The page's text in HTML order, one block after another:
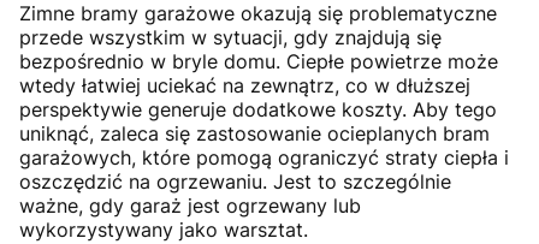
Zimne bramy garażowe okazują się problematyczne
przede wszystkim w sytuacji, gdy znajdują się
bezpośrednio w bryle domu. Ciepłe powietrze może
wtedy łatwiej uciekać na zewnątrz, co w dłuższej
perspektywie generuje dodatkowe koszty. Aby tego
uniknąć, zaleca się zastosowanie ocieplanych bram
garażowych, które pomogą ograniczyć straty ciepła i
oszczędzić na ogrzewaniu. Jest to szczególnie
ważne, gdy garaż jest ogrzewany lub
wykorzystywany jako warsztat.